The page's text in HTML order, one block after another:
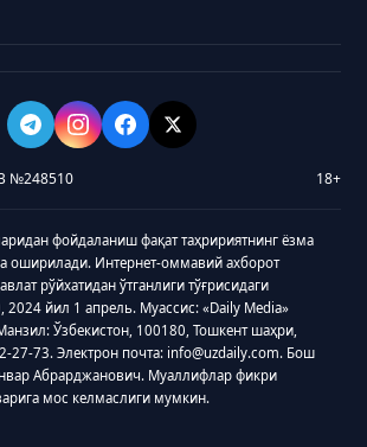
№248510 18+
фойдаланиш фақат таҳририятнинг ёзма
оширилади. Интернет-оммавий ахборот
рўйхатидан ўтганлиги тўғрисидаги
йил 1 апрель. Муассис: «Daily Media»
Ўзбекистон, 100180, Тошкент шаҳри,
27-73. Электрон почта: info@uzdaily.com. Бош
Абрарджанович. Муаллифлар фикри
мос келмаслиги мумкин.